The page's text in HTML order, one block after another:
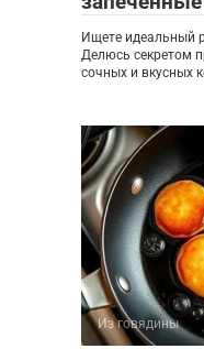
Ищете идеальный
Делюсь секретом
сочных и вкусных
Из говядины